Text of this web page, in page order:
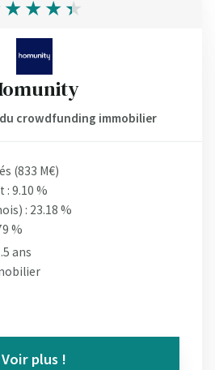
crowdfunding immobilier
(833 M€)
: 9.10 %
: 23.18 %
%
ans
Voir plus !